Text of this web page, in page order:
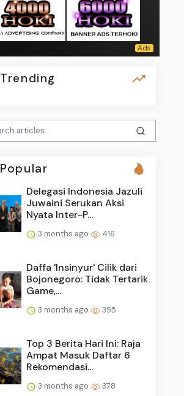
Trending
Popular
Delegasi Indonesia Jazuli
Juwaini Serukan Aksi
Nyata Inter-P...
3 months ago 416
Daffa 'Insinyur' Cilik dari
Bojonegoro: Tidak Tertarik
Game,...
3 months ago 395
Top 3 Berita Hari Ini: Raja
Ampat Masuk Daftar 6
Rekomendasi...
3 months ago 378